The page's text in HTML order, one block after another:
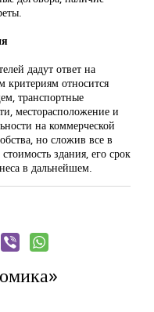
дадут ответ на
относится
транспортные
месторасположение и
на коммерческой
но сложив все в
здания, его срок
в дальнейшем.